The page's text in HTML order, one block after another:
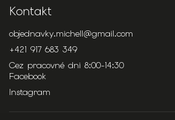
Kontakt
objednavky.michell@gmail.com
+421 917 683 349
Cez pracovné dni 8:00-14:30
Facebook
Instagram